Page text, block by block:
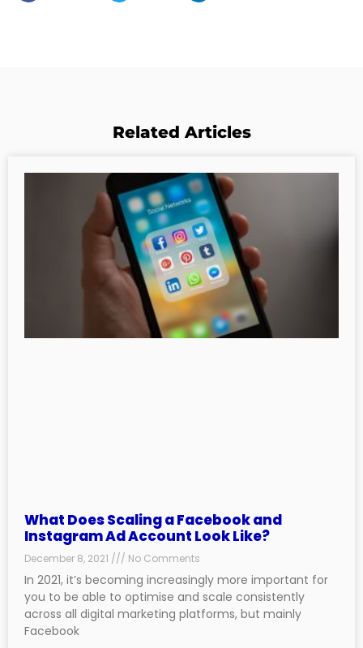
Related Articles
What Does Scaling a Facebook and
Instagram Ad Account Look Like?
December 8, 2021 No Comments
In 2021, it’s becoming increasingly more important for
you to be able to optimise and scale consistently
across all digital marketing platforms, but mainly
Facebook